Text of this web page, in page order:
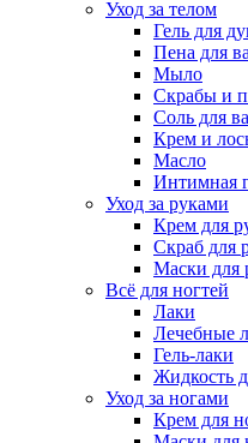
Уход за телом
Гель для
Пена для
Мыло
Скрабы и
Соль для
Крем и
Масло
Интимная
Уход за руками
Крем для
Скраб для
Маски для
Всё для ногтей
Лаки
Лечебные
Гель-лаки
Жидкость
Уход за ногами
Крем для